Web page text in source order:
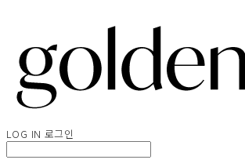
LOG IN 로그인